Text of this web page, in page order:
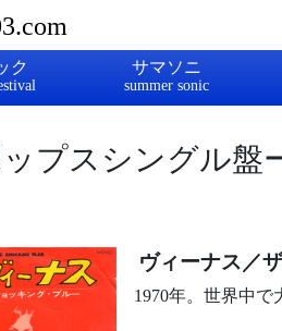
ク サマソニ
プスシングル盤
ヴィーナス／
1970年。世界中